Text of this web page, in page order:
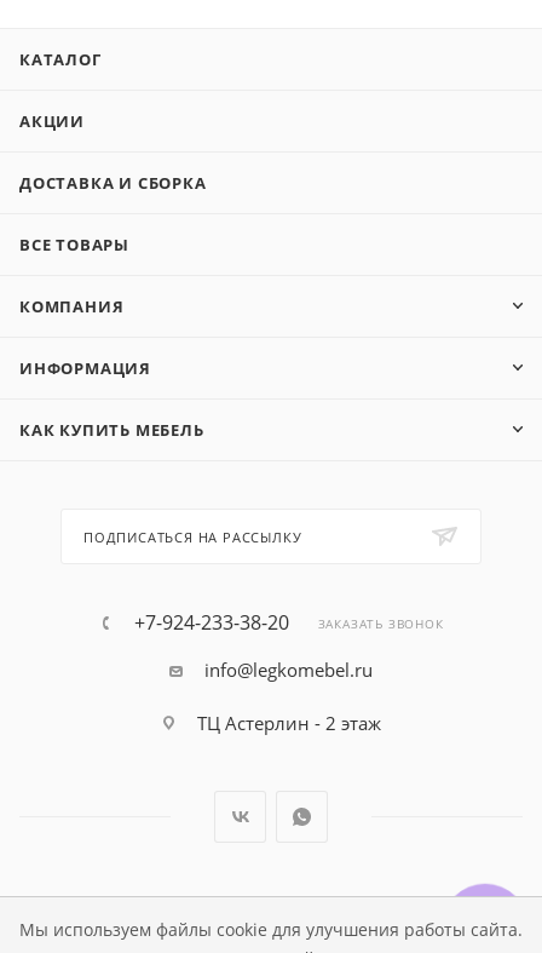
Мы используем файлы cookie для улучшения работы сайта.
КАТАЛОГ
АКЦИИ
ДОСТАВКА И СБОРКА
ВСЕ ТОВАРЫ
КОМПАНИЯ
ИНФОРМАЦИЯ
КАК КУПИТЬ МЕБЕЛЬ
ПОДПИСАТЬСЯ НА РАССЫЛКУ
+7-924-233-38-20 ЗАКАЗАТЬ ЗВОНОК
info@legkomebel.ru
ТЦ Астерлин - 2 этаж